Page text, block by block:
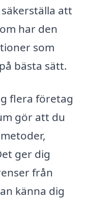
att
har den
som
bästa sätt.
flera företag
gör att du
ger dig
från
känna dig